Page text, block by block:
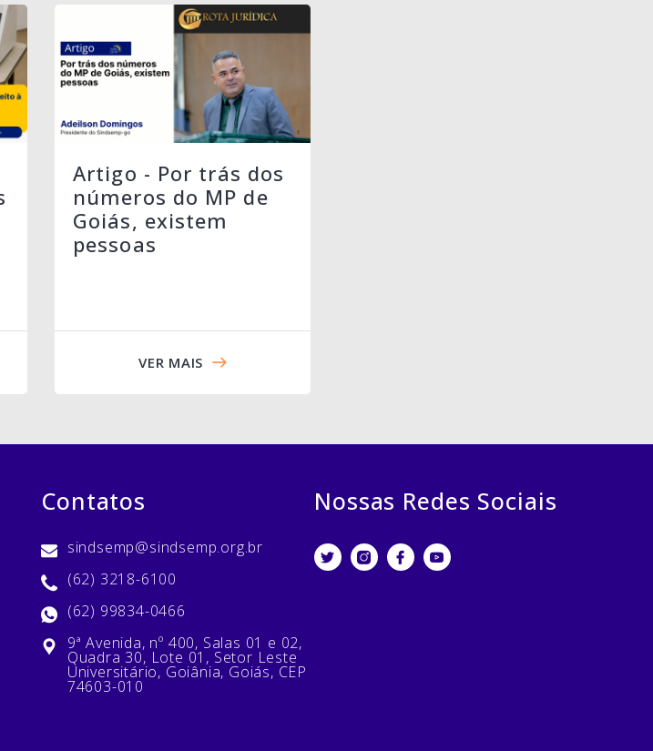
Artigo - Por trás dos
números do MP de
Goiás, existem
pessoas
VER MAIS
Contatos
sindsemp@sindsemp.org.br
(62) 3218-6100
(62) 99834-0466
9ª Avenida, nº 400, Salas 01 e 02,
Quadra 30, Lote 01, Setor Leste
Universitário, Goiânia, Goiás, CEP
74603-010
Nossas Redes Sociais